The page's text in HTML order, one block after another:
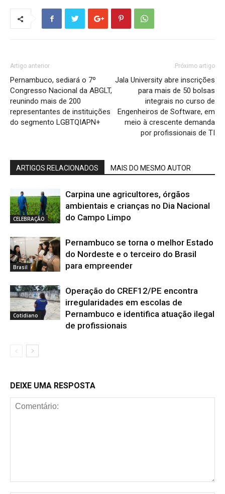
Artigo anterior
Pernambuco, sediará o 7º
Congresso Nacional da ABGLT,
reunindo mais de 200
representantes de instituições
do segmento LGBTQIAPN+
Próximo artigo
Jala University abre inscrições
para mais de 50 bolsas
integrais no curso de
Engenheiros de Software, em
meio à crescente demanda
por profissionais de TI
ARTIGOS RELACIONADOS MAIS DO MESMO AUTOR
CELEBRAÇÃO
Carpina une agricultores, órgãos
ambientais e crianças no Dia Nacional
do Campo Limpo
Brasil
Pernambuco se torna o melhor Estado
do Nordeste e o terceiro do Brasil
para empreender
Cotidiano
Operação do CREF12/PE encontra
irregularidades em escolas de
Pernambuco e identifica atuação ilegal
de profissionais
DEIXE UMA RESPOSTA